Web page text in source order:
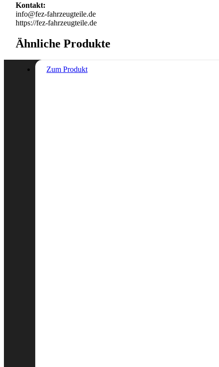
Kontakt:
info@fez-fahrzeugteile.de
https://fez-fahrzeugteile.de
Ähnliche Produkte
Zum Produkt